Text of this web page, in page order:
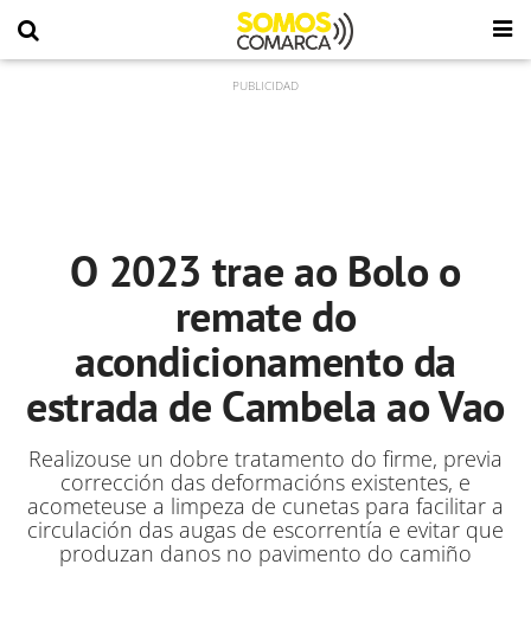
O 2023 trae ao Bolo o
remate do
acondicionamento da
estrada de Cambela ao Vao
Realizouse un dobre tratamento do firme, previa
corrección das deformacións existentes, e
acometeuse a limpeza de cunetas para facilitar a
circulación das augas de escorrentía e evitar que
produzan danos no pavimento do camiño